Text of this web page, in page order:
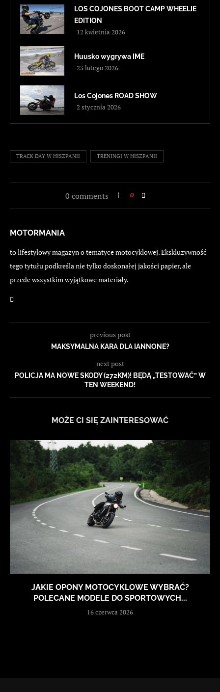
LOS COJONES BOOT CAMP WHEELIE
EDITION
12 kwietnia 2026
Huusko wygrywa IME
23 lutego 2026
Los Cojones ROAD SHOW
2 stycznia 2026
TRACK DAY W HISZPANII TRENINGI W HISZPANII
0 comments 0
MOTORMANIA
to lifestylowy magazyn o tematyce motocyklowej. Ekskluzywność
tego tytułu podkreśla nie tylko doskonałej jakości papier, ale
przede wszystkim wyjątkowe materiały.
previous post
MAKSYMALNA KARA DLA IANNONE?
next post
POLICJA MA NOWE SKODY (272KM)! BĘDĄ „TESTOWAĆ” W
TEN WEEKEND!
MOŻE CI SIĘ ZAINTERESOWAĆ
JAKIE OPONY MOTOCYKLOWE WYBRAĆ?
POLECANE MODELE DO SPORTOWYCH...
16 czerwca 2026